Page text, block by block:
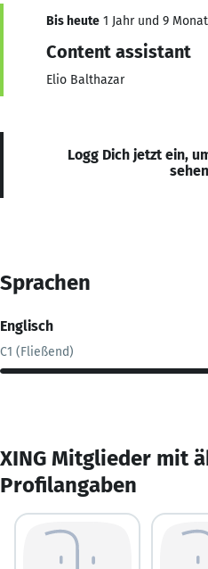
Bis heute 1 Jahr und 9
Content assistant
Elio Balthazar
Logg Dich jetzt ein,
Sprachen
Englisch
C1 (Fließend)
XING Mitglieder mit
Profilangaben